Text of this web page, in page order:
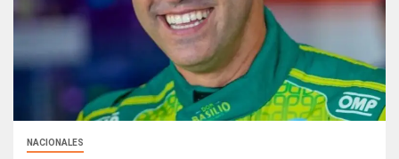
NACIONALES